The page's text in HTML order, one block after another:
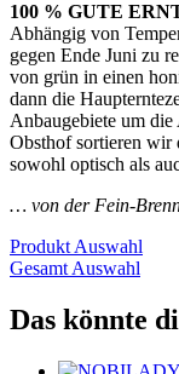
100 % GUTE
Abhängig von
gegen Ende Juni zu
von grün in einen
dann die
Anbaugebiete um
Obsthof sortieren wir
sowohl optisch als
… von der Fein-
Produkt Auswahl
Gesamt Auswahl
Das könnte